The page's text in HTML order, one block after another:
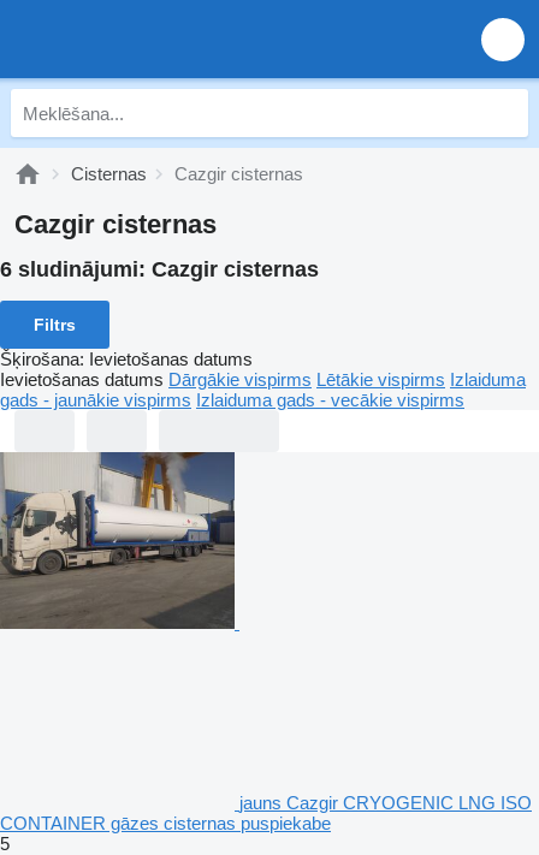
Cisternas Cazgir cisternas
Cazgir cisternas
6 sludinājumi: Cazgir cisternas
Filtrs
Šķirošana: Ievietošanas datums
Ievietošanas datums Dārgākie vispirms Lētākie vispirms Izlaiduma
gads - jaunākie vispirms Izlaiduma gads - vecākie vispirms
jauns Cazgir CRYOGENIC LNG ISO
CONTAINER gāzes cisternas puspiekabe
5